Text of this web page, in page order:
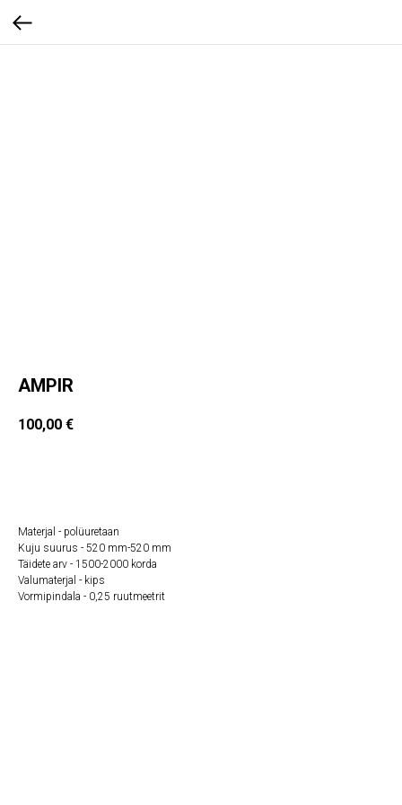
AMPIR
100,00 €
Materjal - polüuretaan
Kuju suurus - 520 mm-520 mm
Täidete arv - 1500-2000 korda
Valumaterjal - kips
Vormipindala - 0,25 ruutmeetrit